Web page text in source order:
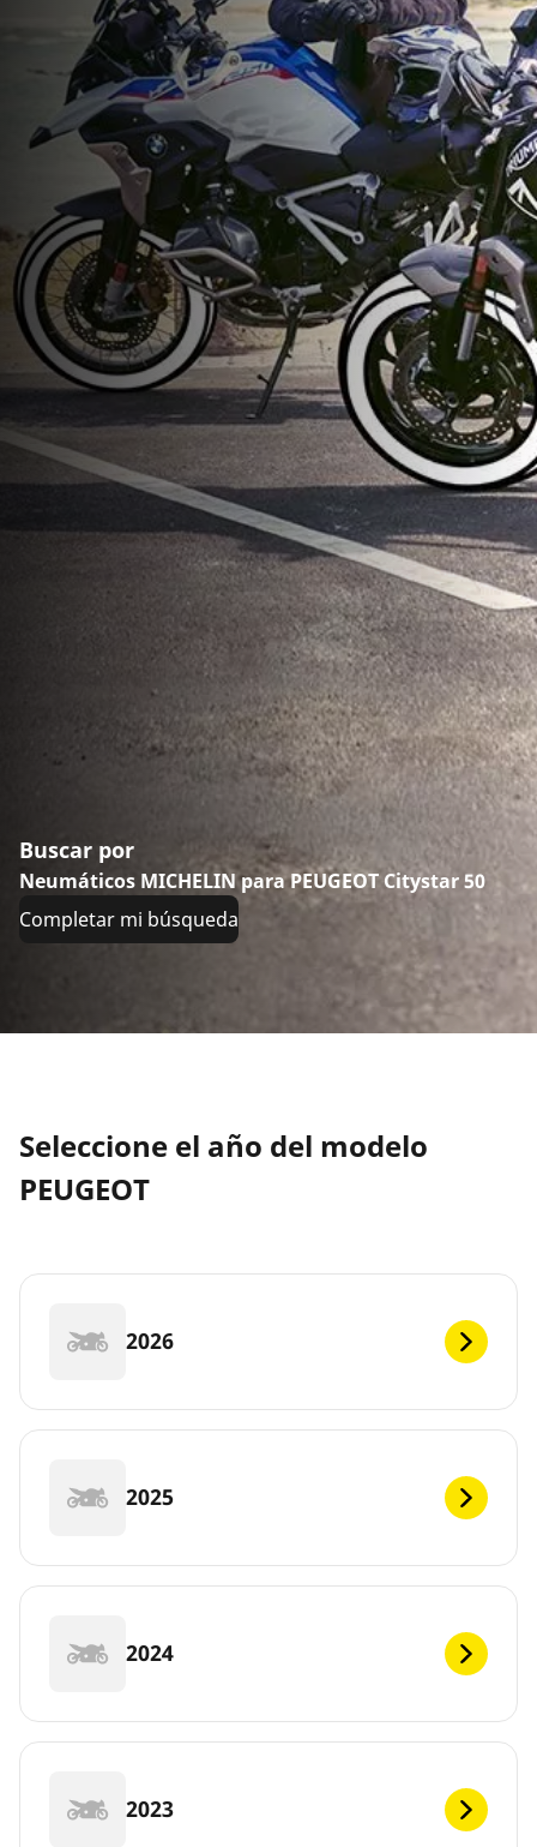
Buscar por
Neumáticos MICHELIN para PEUGEOT Citystar 50
Completar mi búsqueda
Seleccione el año del modelo
PEUGEOT
2026
2025
2024
2023